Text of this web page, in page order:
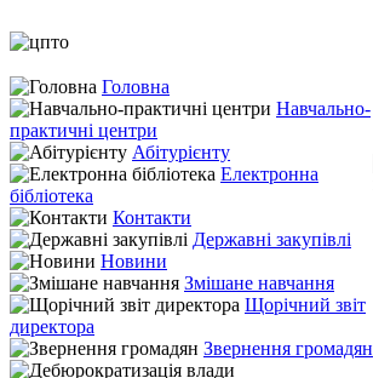
Головна
Навчально-
практичні центри
Абітурієнту
Електронна
бібліотека
Контакти
Державні закупівлі
Новини
Змішане навчання
Щорічний звіт
директора
Звернення громадян